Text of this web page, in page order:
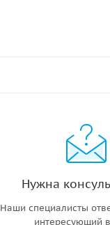
Нужна
Наши специалисты
интересующий